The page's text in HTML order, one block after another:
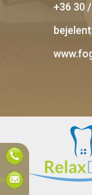
+36 30